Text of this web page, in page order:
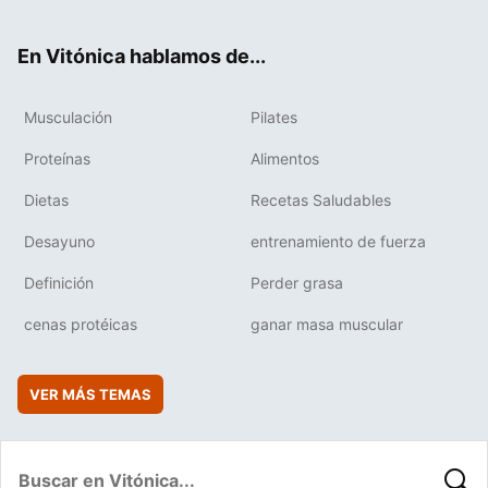
En Vitónica hablamos de...
Musculación Pilates
Proteínas Alimentos
Dietas Recetas Saludables
Desayuno entrenamiento de fuerza
Definición Perder grasa
cenas protéicas ganar masa muscular
VER MÁS TEMAS